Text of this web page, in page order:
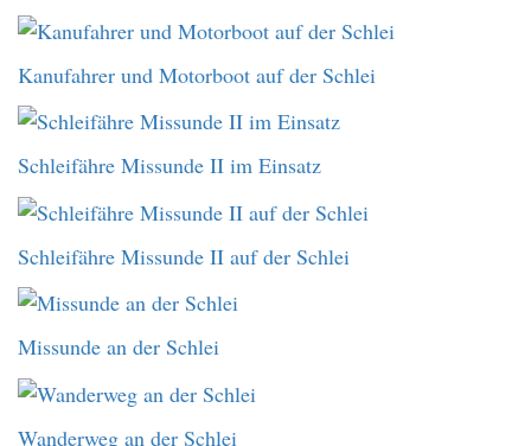
Kanufahrer und Motorboot auf der Schlei
Schleifähre Missunde II im Einsatz
Schleifähre Missunde II auf der Schlei
Missunde an der Schlei
Wanderweg an der Schlei